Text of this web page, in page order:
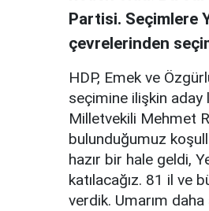
Partisi. Seçimlere
çevrelerinden
HDP, Emek ve
seçimine ilişkin aday
Milletvekili Mehmet
bulunduğumuz
hazır bir hale geldi,
katılacağız. 81 il ve
verdik. Umarım daha